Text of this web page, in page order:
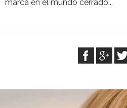
marca en el mundo cerrado...